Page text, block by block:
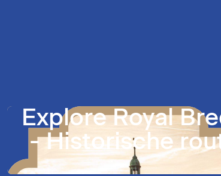
Explore Royal
- Historische